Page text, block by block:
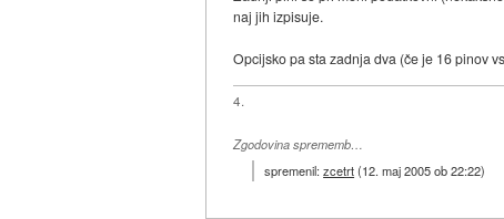
naj jih izpisuje.
Opcijsko pa sta zadnja dva (če je 16 pinov
4.
Zgodovina sprememb…
spremenil:zcetrt(12. maj 2005 ob 22:22)